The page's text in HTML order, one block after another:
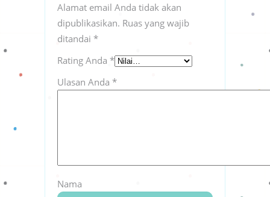
Alamat email Anda tidak akan
dipublikasikan. Ruas yang wajib
ditandai *
Rating Anda *
Ulasan Anda *
Nama